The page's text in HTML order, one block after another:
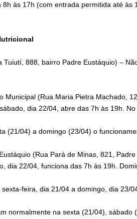
8h às 17h (com entrada permitida até às
Tuiutí, 888, bairro Padre Eustáquio) –
Municipal (Rua Maria Pietra Machado,
dia 22/04, abre das 7h às 19h.
(21/04) a domingo (23/04) o
(Rua Pará de Minas, 821,
dia 22/04, funciona das 7h às 19h.
feira, dia 21/04 a domingo, dia 23/
normalmente na sexta (21/04),